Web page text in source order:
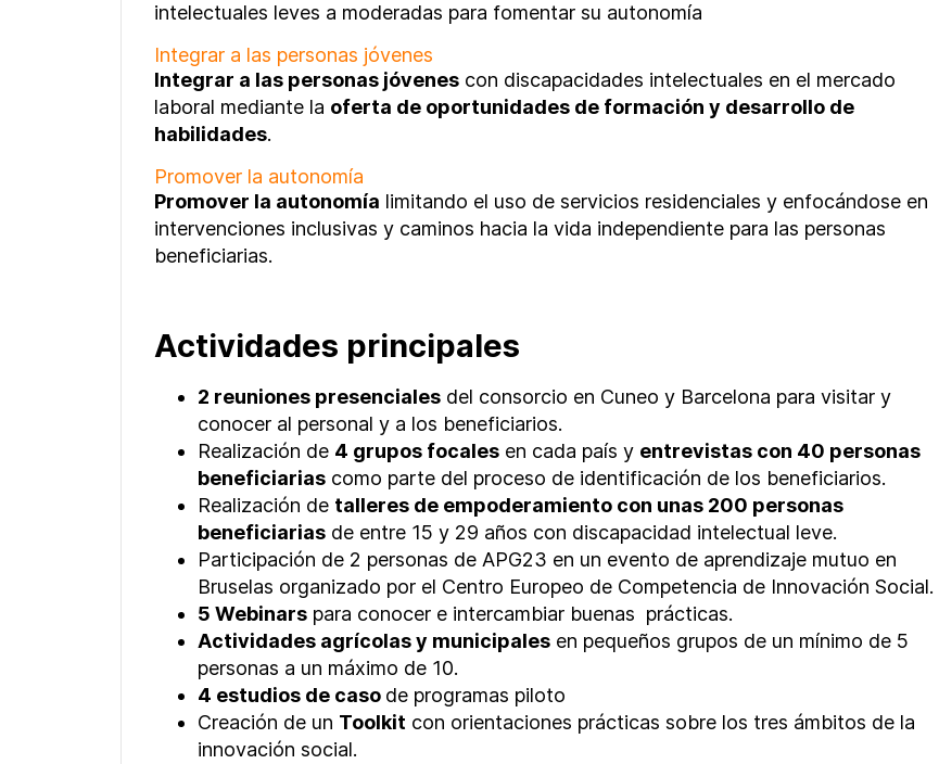
intelectuales leves a moderadas para fomentar su autonomía
Integrar a las personas jóvenes
Integrar a las personas jóvenescon discapacidades intelectuales en el mercado
laboral mediante la oferta de oportunidades de formación y desarrollo de
habilidades.
Promover la autonomía
Promover la autonomía limitando el uso de servicios residenciales y enfocándose en
intervenciones inclusivas y caminos hacia la vida independiente para las personas
beneficiarias.
Actividades principales
2 reuniones presencialesdel consorcio en Cuneo y Barcelona para visitar y
conocer al personal y a los beneficiarios.
Realización de 4 grupos focalesen cada país y entrevistas con 40 personas
beneficiarias como parte del proceso de identificación de los beneficiarios.
Realización de talleres de empoderamiento con unas 200 personas
beneficiariasde entre 15 y 29 años con discapacidad intelectual leve.
Participación de 2 personas de APG23 en un evento de aprendizaje mutuo en
Bruselas organizado por el Centro Europeo de Competencia de Innovación Social.
5 Webinarspara conocer e intercambiar buenas prácticas.
Actividades agrícolas y municipalesen pequeños grupos de un mínimo de 5
personas a un máximo de 10.
4 estudios de caso de programas piloto
Creación de un Toolkit con orientaciones prácticas sobre los tres ámbitos de la
innovación social.